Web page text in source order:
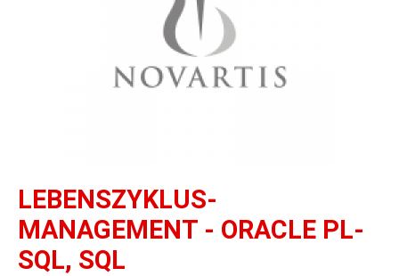
LEBENSZYKLUS-
MANAGEMENT - ORACLE PL-
SQL, SQL